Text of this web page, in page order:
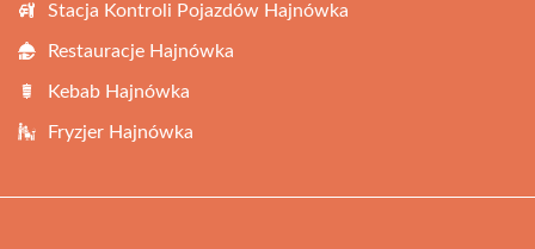
Stacja Kontroli Pojazdów Hajnówka
Restauracje Hajnówka
Kebab Hajnówka
Fryzjer Hajnówka